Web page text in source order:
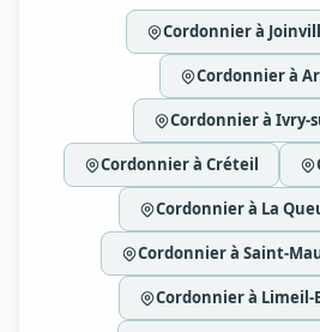
Cordonnier à
Cordonnier à
Cordonnier à Ivry-
Cordonnier à Créteil
Cordonnier à La
Cordonnier à Saint-
Cordonnier à Limeil-